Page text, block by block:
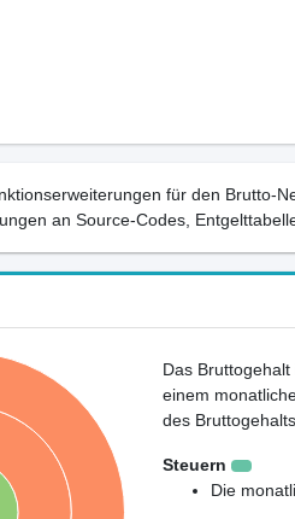
für den Brutto-
an Source-Codes,
Das
einem
des Bruttogehalts.
Steuern
Die